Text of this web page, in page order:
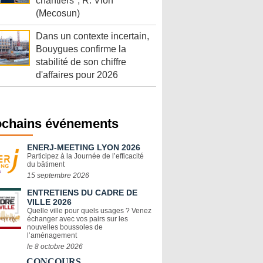
(Mecosun)
Dans un contexte incertain,
Bouygues confirme la
stabilité de son chiffre
d'affaires pour 2026
événements
ENERJ-MEETING LYON 2026
Participez à la Journée de l’efficacité
du bâtiment
15 septembre 2026
ENTRETIENS DU CADRE DE
VILLE 2026
Quelle ville pour quels usages ? Venez
échanger avec vos pairs sur les
nouvelles boussoles de
l’aménagement
le 8 octobre 2026